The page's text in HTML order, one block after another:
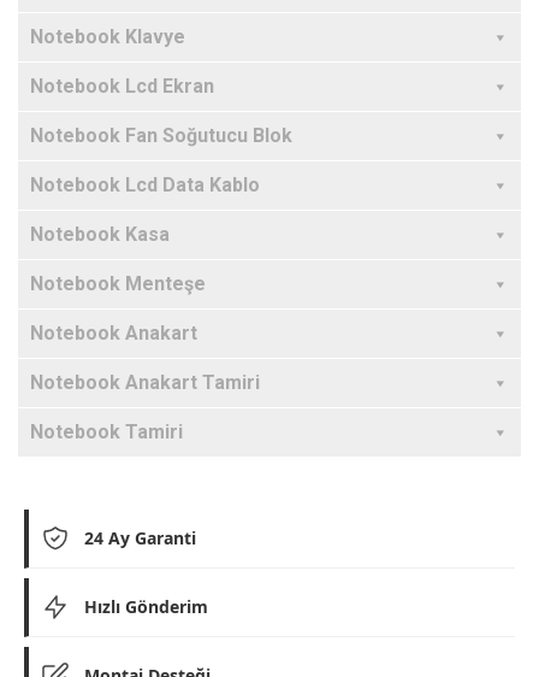
Notebook Klavye
Notebook Lcd Ekran
Notebook Fan Soğutucu Blok
Notebook Lcd Data Kablo
Notebook Kasa
Notebook Menteşe
Notebook Anakart
Notebook Anakart Tamiri
Notebook Tamiri
24 Ay Garanti
Hızlı Gönderim